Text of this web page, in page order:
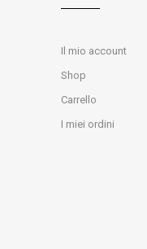
Il mio account
Shop
Carrello
I miei ordini